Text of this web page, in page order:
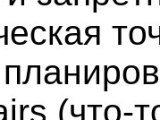
(что-